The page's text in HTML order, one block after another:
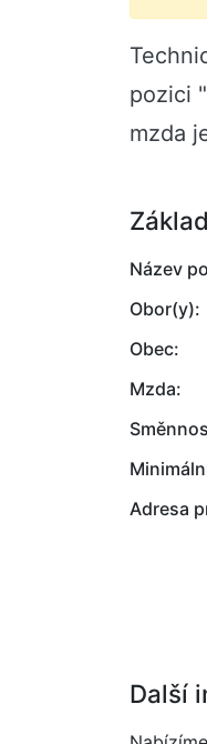
pozici
mzda
Název
Obor(y):
Obec:
Mzda:
Adresa
Další